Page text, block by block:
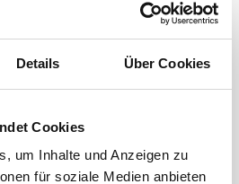
Details Über Cookies
Cookies
um Inhalte und Anzeigen zu
für soziale Medien anbieten